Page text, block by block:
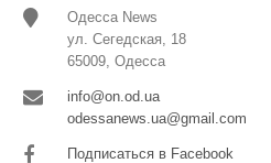
Одесса News
ул. Сегедская, 18
65009, Одесса
info@on.od.ua
odessanews.ua@gmail.com
Подписаться в Facebook